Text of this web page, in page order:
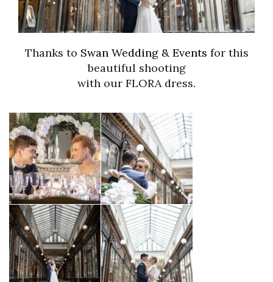
Thanks to Swan Wedding & Events for this
beautiful shooting
with our FLORA dress.